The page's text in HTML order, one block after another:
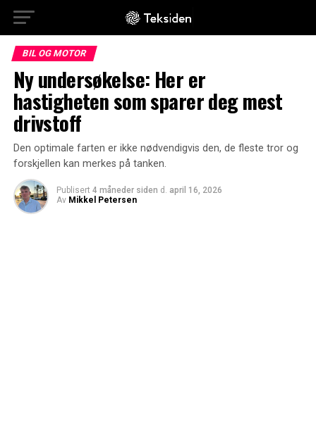
BIL OG MOTOR
Ny undersøkelse: Her er
hastigheten som sparer deg mest
drivstoff
Den optimale farten er ikke nødvendigvis den, de fleste tror og
forskjellen kan merkes på tanken.
Publisert 4 måneder siden d. april 16, 2026
Av Mikkel Petersen